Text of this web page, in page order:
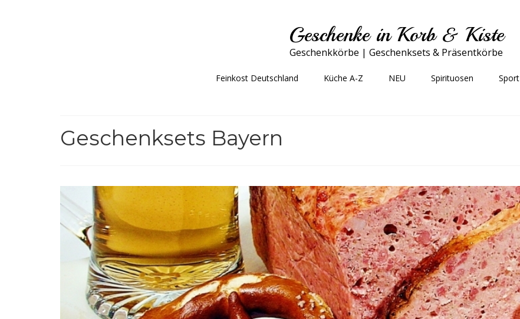
Geschenke in Korb & Kiste
Geschenkkörbe | Geschenksets & Präsentkörbe
Feinkost Deutschland Küche A-Z NEU Spirituosen Sport
Geschenksets Bayern